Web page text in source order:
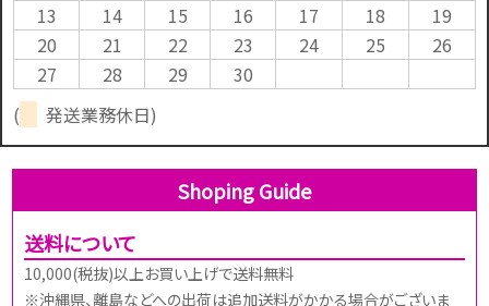
13
14 15 16 17 18
19
20
21 22 23 24 25
26
27
28 29
30
(
発送業務休日)
Shoping Guide
送料について
10,000(税抜)以上お買い上げで送料無料
※沖縄県、離島などへの出荷は追加送料がかかる場合がございま